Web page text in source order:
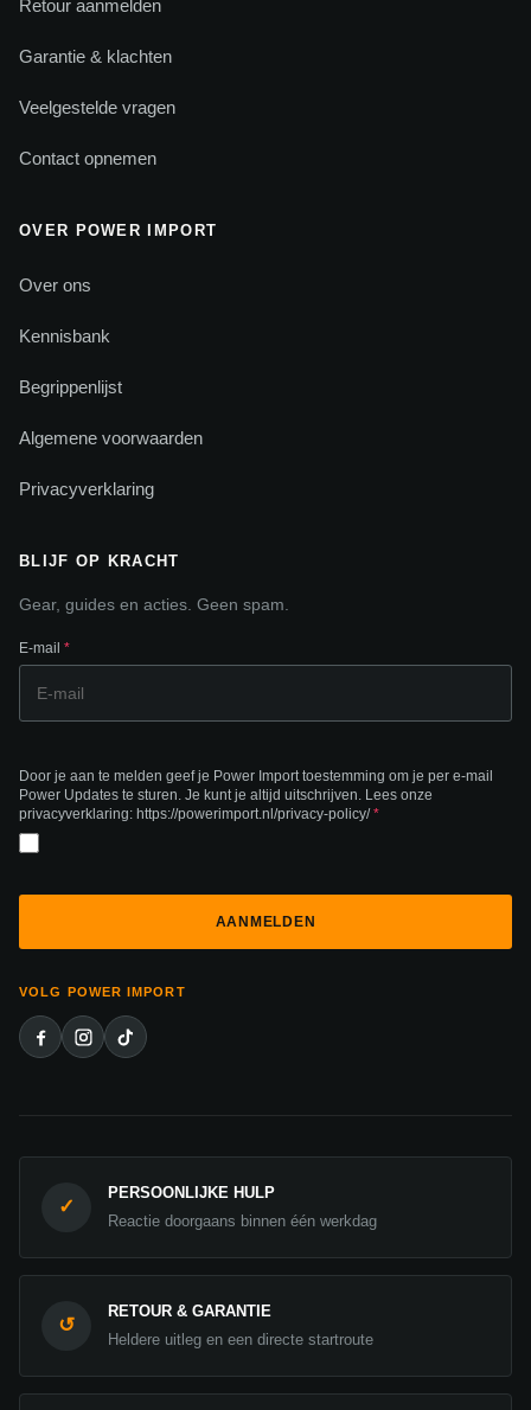
Retour aanmelden
Garantie & klachten
Veelgestelde vragen
Contact opnemen
OVER POWER IMPORT
Over ons
Kennisbank
Begrippenlijst
Algemene voorwaarden
Privacyverklaring
BLIJF OP KRACHT
Gear, guides en acties. Geen spam.
E-mail *
Door je aan te melden geef je Power Import toestemming om je per e-mail
Power Updates te sturen. Je kunt je altijd uitschrijven. Lees onze
privacyverklaring: https://powerimport.nl/privacy-policy/*
VOLG POWER IMPORT
✓
PERSOONLIJKE HULP
Reactie doorgaans binnen één werkdag
↺
RETOUR & GARANTIE
Heldere uitleg en een directe startroute